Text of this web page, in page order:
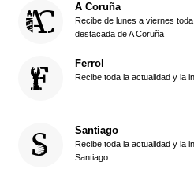
A Coruña
Recibe de lunes a viernes
destacada de A Coruña
Ferrol
Recibe toda la actualidad y la
Santiago
Recibe toda la actualidad y la
Santiago